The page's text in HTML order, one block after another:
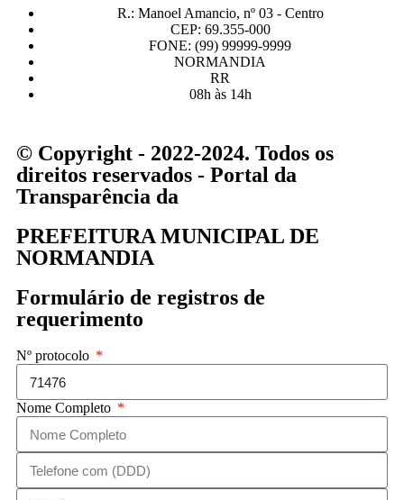
R.: Manoel Amancio, nº 03 - Centro
CEP: 69.355-000
FONE: (99) 99999-9999
NORMANDIA
RR
08h às 14h
© Copyright - 2022-2024. Todos os
direitos reservados - Portal da
Transparência da
PREFEITURA MUNICIPAL DE
NORMANDIA
Formulário de registros de
requerimento
Nº protocolo
Nome Completo